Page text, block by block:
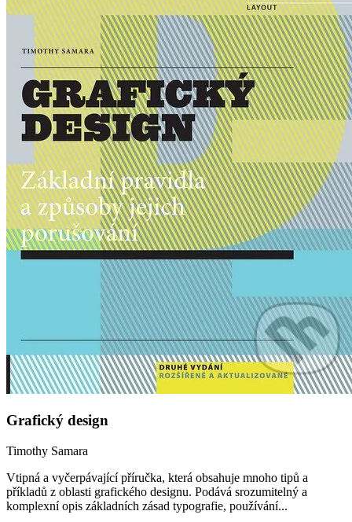
Grafický design
Timothy Samara
Vtipná a vyčerpávající příručka, která obsahuje mnoho tipů a
příkladů z oblasti grafického designu. Podává srozumitelný a
komplexní opis základních zásad typografie, používání...